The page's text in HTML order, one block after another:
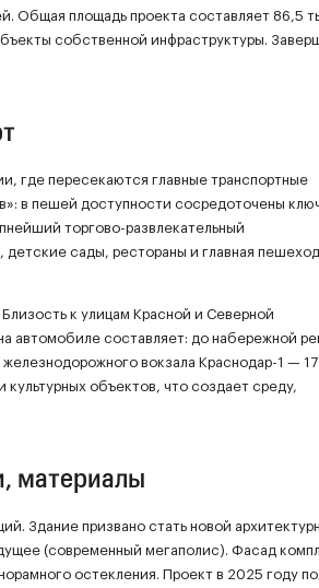
Общая площадь проекта составляет 86,5
собственной инфраструктуры.
где пересекаются главные транспортные
в пешей доступности сосредоточены
торгово-развлекательный
сады, рестораны и главная
к улицам Красной и Северной
автомобиле составляет: до набережной
вокзала Краснодар-1 — 17
объектов, что создает среду,
материалы
Здание призвано стать новой
(современный мегаполис). Фасад
остекления. Проект в 2025 году